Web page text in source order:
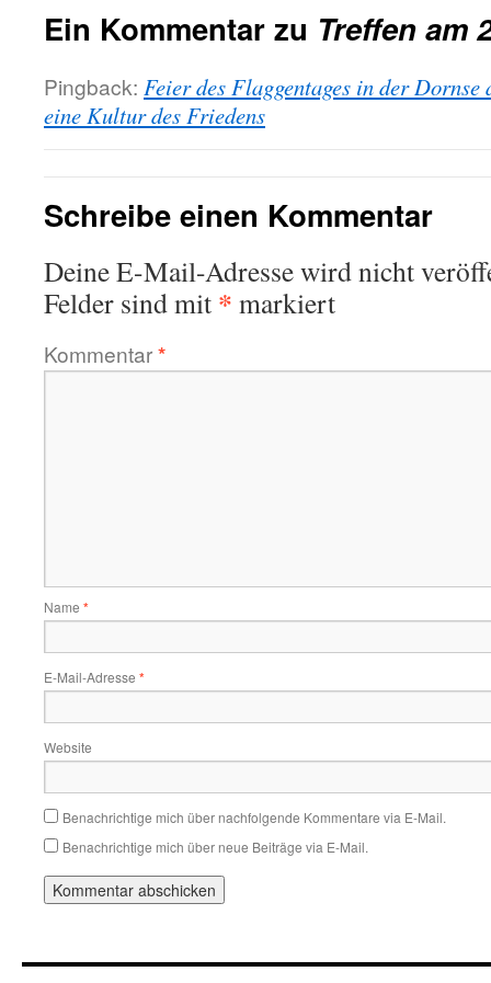
Ein Kommentar zu Treffen am
Pingback: Feier des Flaggentages in der
eine Kultur des Friedens
Schreibe einen Kommentar
Deine E-Mail-Adresse wird nicht
Felder sind mit * markiert
Kommentar*
Name *
E-Mail-Adresse *
Website
Benachrichtige mich über nachfolgende Kommentare via E-Mail.
Benachrichtige mich über neue Beiträge via E-Mail.